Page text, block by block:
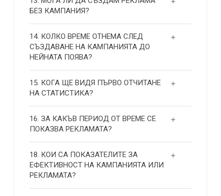
БЕЗ КАМПАНИЯ?
14. КОЛКО ВРЕМЕ ОТНЕМА СЛЕД
СЪЗДАВАНЕ НА КАМПАНИЯТА ДО
НЕЙНАТА ПОЯВА?
15. КОГА ЩЕ ВИДЯ ПЪРВО ОТЧИТАНЕ
НА СТАТИСТИКА?
16. ЗА КАКЪВ ПЕРИОД ОТ ВРЕМЕ СЕ
ПОКАЗВА РЕКЛАМАТА?
18. КОИ СА ПОКАЗАТЕЛИТЕ ЗА
ЕФЕКТИВНОСТ НА КАМПАНИЯТА ИЛИ
РЕКЛАМАТА?